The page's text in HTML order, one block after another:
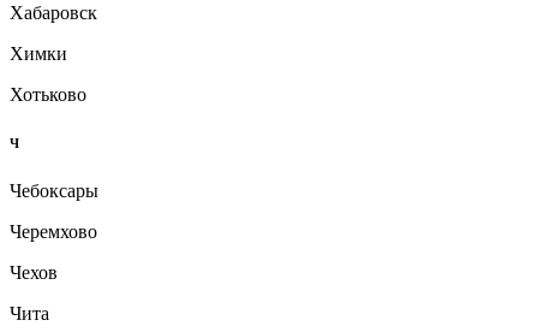
Хабаровск
Химки
Хотьково
Ч
Чебоксары
Черемхово
Чехов
Чита